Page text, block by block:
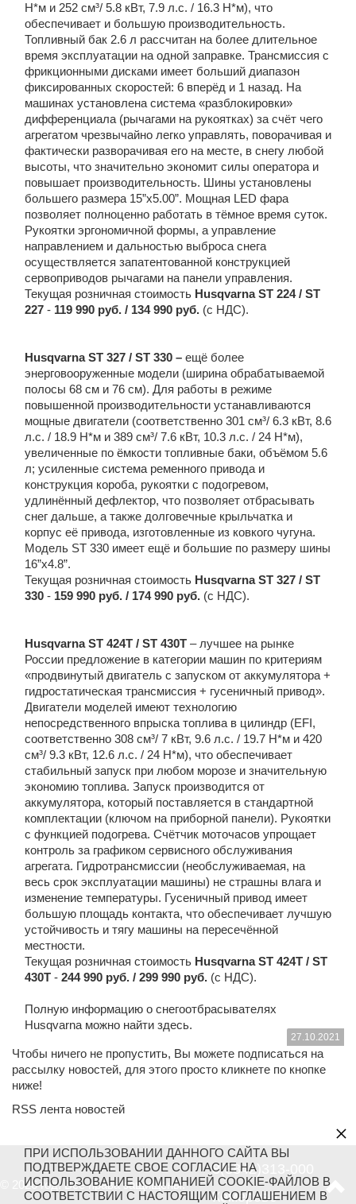
27.10.2021
Н*м и 252 cм³/ 5.8 кВт, 7.9 л.с. / 16.3 Н*м), что
обеспечивает и большую производительность.
Топливный бак 2.6 л рассчитан на более длительное
время эксплуатации на одной заправке. Трансмиссия с
фрикционными дисками имеет больший диапазон
фиксированных скоростей: 6 вперёд и 1 назад. На
машинах установлена система «разблокировки»
дифференциала (рычагами на рукоятках) за счёт чего
агрегатом чрезвычайно легко управлять, поворачивая и
фактически разворачивая его на месте, в снегу любой
высоты, что значительно экономит силы оператора и
повышает производительность. Шины установлены
большего размера 15”x5.00”. Мощная LED фара
позволяет полноценно работать в тёмное время суток.
Рукоятки эргономичной формы, а управление
направлением и дальностью выброса снега
осуществляется запатентованной конструкцией
сервоприводов рычагами на панели управления.
Текущая розничная стоимость HusqvarnaST 224/ ST
227 - 119 990 руб. / 134 990 руб. (с НДС).
HusqvarnaST 327 / ST 330 – ещё более
энерговооруженные модели (ширина обрабатываемой
полосы 68 см и 76 см). Для работы в режиме
повышенной производительности устанавливаются
мощные двигатели (соответственно 301 cм³/ 6.3 кВт, 8.6
л.с. / 18.9 Н*м и 389 cм³/ 7.6 кВт, 10.3 л.с. / 24 Н*м),
увеличенные по ёмкости топливные баки, объёмом 5.6
л; усиленные система ременного привода и
конструкция короба, рукоятки с подогревом,
удлинённый дефлектор, что позволяет отбрасывать
снег дальше, а также долговечные крыльчатка и
корпус её привода, изготовленные из ковкого чугуна.
Модель ST 330 имеет ещё и большие по размеру шины
16”x4.8”.
Текущая розничная стоимость Husqvarna ST 327 / ST
330 - 159 990 руб. / 174 990 руб. (с НДС).
HusqvarnaST 424T / ST 430T – лучшее на рынке
России предложение в категории машин по критериям
«продвинутый двигатель с запуском от аккумулятора +
гидростатическая трансмиссия + гусеничный привод».
Двигатели моделей имеют технологию
непосредственного впрыска топлива в цилиндр (EFI,
соответственно 308 cм³/ 7 кВт, 9.6 л.с. / 19.7 Н*м и 420
cм³/ 9.3 кВт, 12.6 л.с. / 24 Н*м), что обеспечивает
стабильный запуск при любом морозе и значительную
экономию топлива. Запуск производится от
аккумулятора, который поставляется в стандартной
комплектации (ключом на приборной панели). Рукоятки
с функцией подогрева. Счётчик моточасов упрощает
контроль за графиком сервисного обслуживания
агрегата. Гидротрансмиссии (необслуживаемая, на
весь срок эксплуатации машины) не страшны влага и
изменение температуры. Гусеничный привод имеет
большую площадь контакта, что обеспечивает лучшую
устойчивость и тягу машины на пересечённой
местности.
Текущая розничная стоимость HusqvarnaST 424T / ST
430T - 244 990 руб. / 299 990 руб. (с НДС).
Полную информацию о снегоотбрасывателях
Husqvarna можно найти здесь.
Чтобы ничего не пропустить, Вы можете подписаться на
рассылку новостей, для этого просто кликнете по кнопке
ниже!
RSS лента новостей
© 2026 год. Все права защищены.
8(3842)313-000
Кемерово
ПРИ ИСПОЛЬЗОВАНИИ ДАННОГО САЙТА ВЫ
ПОДТВЕРЖДАЕТЕ СВОЕ СОГЛАСИЕ НА
ИСПОЛЬЗОВАНИЕ КОМПАНИЕЙ COOKIE-ФАЙЛОВ В
СООТВЕТСТВИИ С НАСТОЯЩИМ СОГЛАШЕНИЕМ В
×